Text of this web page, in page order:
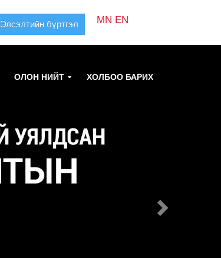
Элсэлтийн бүртгэл MN EN
ОЛОН НИЙТ ХОЛБОО БАРИХ